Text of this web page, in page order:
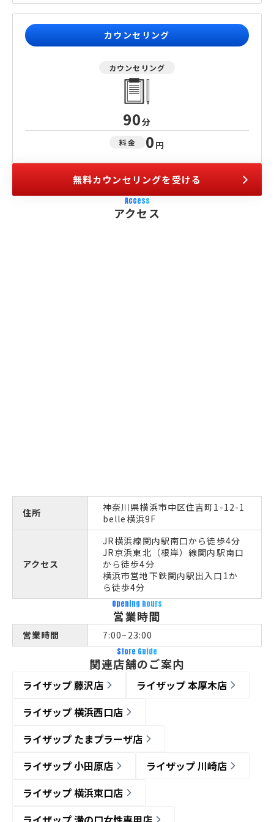
カウンセリング
カウンセリング
90分
料金 0 円
無料カウンセリングを受ける
Access
アクセス
住所
神奈川県横浜市中区住吉町1-12-1
belle横浜9F
アクセス
JR横浜線関内駅南口から徒歩4分
JR京浜東北（根岸）線関内駅南口
から徒歩4分
横浜市営地下鉄関内駅出入口1か
ら徒歩4分
Opening hours
営業時間
営業時間 7:00~23:00
Store Guide
関連店舗のご案内
ライザップ 藤沢店
ライザップ 本厚木店
ライザップ 横浜西口店
ライザップ たまプラーザ店
ライザップ 小田原店
ライザップ 川崎店
ライザップ 横浜東口店